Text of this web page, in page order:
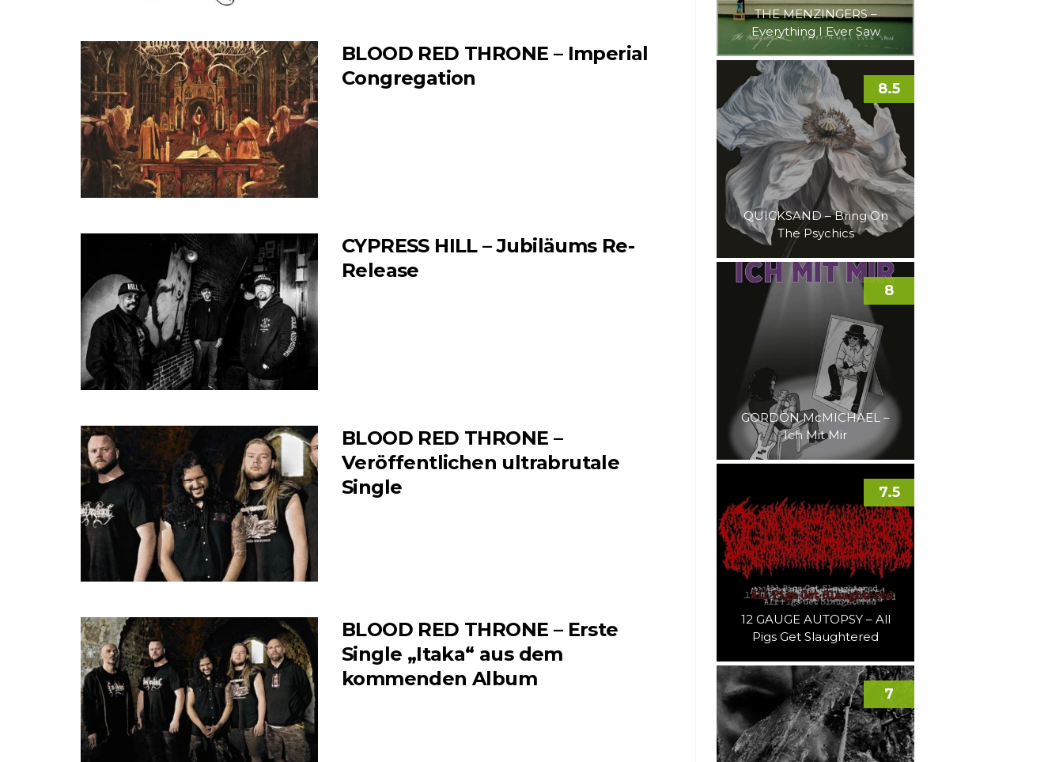
BLOOD RED THRONE – Imperial
Congregation
CYPRESS HILL – Jubiläums Re-
Release
BLOOD RED THRONE –
Veröffentlichen ultrabrutale
Single
BLOOD RED THRONE – Erste
Single „Itaka“ aus dem
kommenden Album
THE MENZINGERS –
Everything I Ever Saw
QUICKSAND – Bring On
The Psychics
8.5
GORDON McMICHAEL –
Ich Mit Mir
8
12 GAUGE AUTOPSY – All
Pigs Get Slaughtered
7.5
7